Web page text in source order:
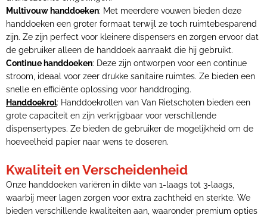
Multivouw handdoeken: Met meerdere vouwen bieden deze
handdoeken een groter formaat terwijl ze toch ruimtebesparend
zijn. Ze zijn perfect voor kleinere dispensers en zorgen ervoor dat
de gebruiker alleen de handdoek aanraakt die hij gebruikt.
Continue handdoeken: Deze zijn ontworpen voor een continue
stroom, ideaal voor zeer drukke sanitaire ruimtes. Ze bieden een
snelle en efficiënte oplossing voor handdroging.
Handdoekrol: Handdoekrollen van Van Rietschoten bieden een
grote capaciteit en zijn verkrijgbaar voor verschillende
dispensertypes. Ze bieden de gebruiker de mogelijkheid om de
hoeveelheid papier naar wens te doseren.
Kwaliteit en Verscheidenheid
Onze handdoeken variëren in dikte van 1-laags tot 3-laags,
waarbij meer lagen zorgen voor extra zachtheid en sterkte. We
bieden verschillende kwaliteiten aan, waaronder premium opties